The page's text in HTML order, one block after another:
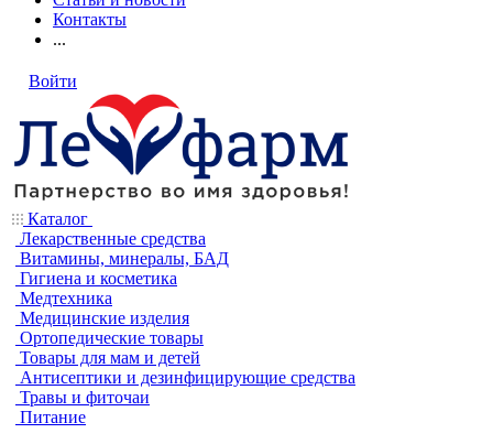
Контакты
...
Войти
Каталог
Лекарственные средства
Витамины, минералы, БАД
Гигиена и косметика
Медтехника
Медицинские изделия
Ортопедические товары
Товары для мам и детей
Антисептики и дезинфицирующие средства
Травы и фиточаи
Питание